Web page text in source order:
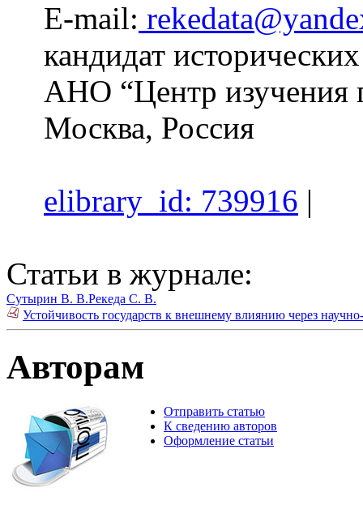
E-mail:
кандидат
АНО “Центр изучения
Москва, Россия
elibrary_id: 739916 |
Статьи в журнале:
Сутырин В. В.Рекеда С. В.
Устойчивость государств к внешнему влиянию через
Авторам
Отправить статью
К сведению авторов
Оформление статьи